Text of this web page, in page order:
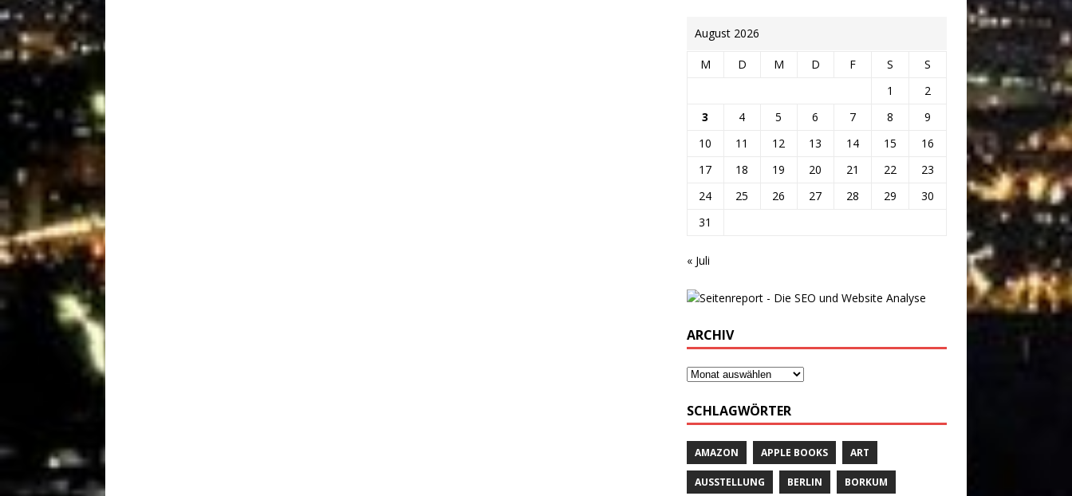
August 2026
M D M D F S
S
1
2
3
4 5 6 7 8
9
10
11 12 13 14 15
16
17
18 19 20 21 22
23
24
25 26 27 28 29
30
31
« Juli
ARCHIV
SCHLAGWÖRTER
AMAZON APPLE BOOKS ART
AUSSTELLUNG BERLIN BORKUM